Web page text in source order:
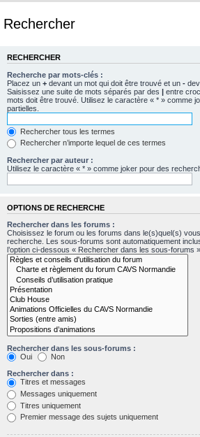
Rechercher
RECHERCHER
Recherche par mots-clés :
Placez un + devant un mot qui doit être trouvé et un -
Saisissez une suite de mots séparés par des | entre
mots doit être trouvé. Utilisez le caractère « * » comme
partielles.
Rechercher tous les termes
Rechercher n’importe lequel de ces termes
Rechercher par auteur :
Utilisez le caractère « * » comme joker pour des
OPTIONS DE RECHERCHE
Rechercher dans les forums :
Choisissez le forum ou les forums dans le(s)quel(s)
recherche. Les sous-forums sont automatiquement
l’option ci-dessous « Rechercher dans les sous-forums ».
Rechercher dans les sous-forums :
Oui
Non
Rechercher dans :
Titres et messages
Messages uniquement
Titres uniquement
Premier message des sujets uniquement